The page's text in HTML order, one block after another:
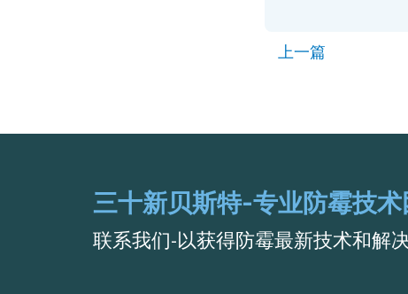
上一篇
三十新贝斯特-专业防霉技术
联系我们-以获得防霉最新技术和解决